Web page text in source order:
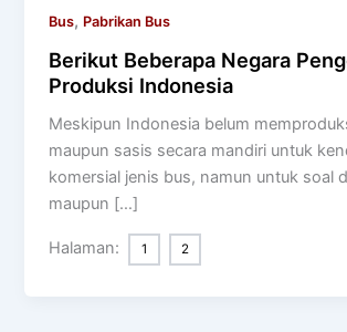
Bus, Pabrikan Bus
Berikut Beberapa Negara
Produksi Indonesia
Meskipun Indonesia belum
maupun sasis secara mandiri untuk
komersial jenis bus, namun untuk soal
maupun […]
Halaman: 1 2